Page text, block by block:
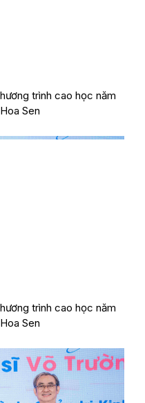
trình cao học năm
Sen
trình cao học năm
Sen